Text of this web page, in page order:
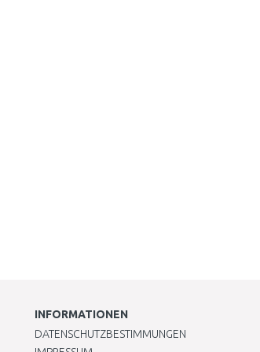
INFORMATIONEN
DATENSCHUTZBESTIMMUNGEN